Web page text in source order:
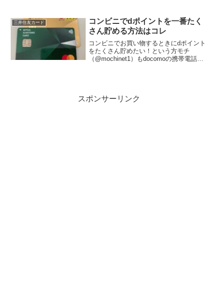
法人代表者向けのビジネスカードで、
「ETC利用時や特定の加...
三井住友カード
コンビニでdポイントを一番たく
さん貯める方法はコレ
コンビニでお買い物するときにdポイント
をたくさん貯めたい！という方モチ
（@mochinet1）もdocomoの携帯電話も
スポンサーリンク